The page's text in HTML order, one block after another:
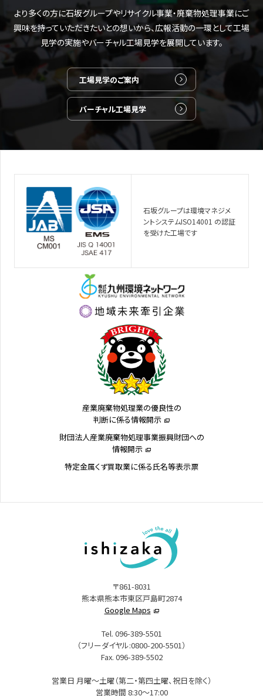
より多くの方に石坂グループやリサイクル事業・廃棄物処理事業にご
興味を持っていただきたいとの想いから、広報活動の一環として工場
見学の実施やバーチャル工場見学を展開しています。
工場見学のご案内
バーチャル工場見学
石坂グループは環境マネジメ
ントシステムISO14001 の認証
を受けた工場です
産業廃棄物処理業の優良性の
判断に係る情報開示
財団法人産業廃棄物処理事業振興財団への
情報開示
特定金属くず買取業に係る氏名等表示票
〒861-8031
熊本県熊本市東区戸島町2874
Google Maps
Tel. 096-389-5501
（フリーダイヤル:0800-200-5501）
Fax. 096-389-5502
営業日 月曜～土曜（第二・第四土曜、祝日を除く）
営業時間 8:30～17:00